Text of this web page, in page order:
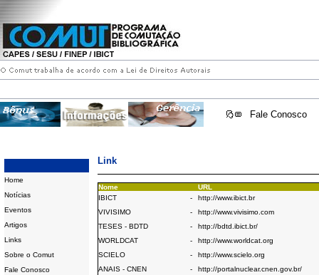
Fale Conosco
Home
Notícias
Eventos
Artigos
Links
Sobre o Comut
Fale Conosco
Link
Nome
URL
IBICT
-
http://www.ibict.br
VIVISIMO
-
http://www.vivisimo.com
TESES - BDTD
-
http://bdtd.ibict.br/
WORLDCAT
-
http://www.worldcat.org
SCIELO
-
http://www.scielo.org
ANAIS - CNEN
-
http://portalnuclear.cnen.gov.br/